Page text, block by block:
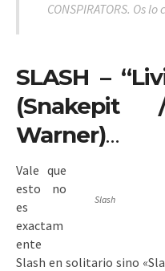
CONSPIRATORS. Os
SLASH –
(Snakepit
Warner)…
Slash
Vale que
esto no
es
exactam
ente
Slash en solitario sino